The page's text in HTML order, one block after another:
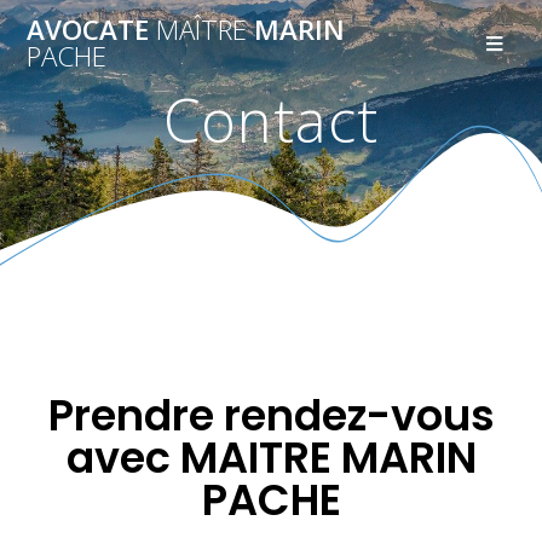
AVOCATEMAÎTREMARIN
PACHE
Contact
Prendre rendez-vous
avec MAITRE MARIN
PACHE